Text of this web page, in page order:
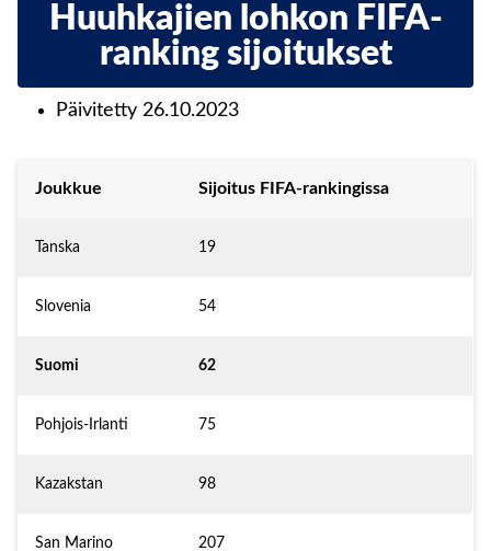
Huuhkajien lohkon FIFA-
ranking sijoitukset
Päivitetty 26.10.2023
Joukkue Sijoitus FIFA-rankingissa
Tanska 19
Slovenia 54
Suomi 62
Pohjois-Irlanti 75
Kazakstan 98
San Marino 207